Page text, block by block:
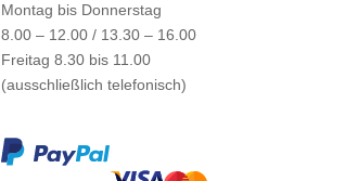
Montag bis Donnerstag
8.00 – 12.00 / 13.30 – 16.00
Freitag 8.30 bis 11.00
(ausschließlich telefonisch)